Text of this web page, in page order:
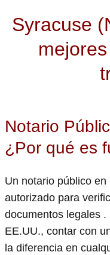
Syracuse
Notario
¿Por qué es
Un notario público
autorizado para
documentos legales
EE.UU., contar con
la diferencia en